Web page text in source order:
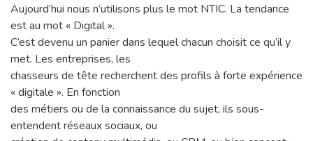
Aujourd’hui nous n’utilisons plus le mot NTIC. La tendance
est au mot « Digital ».
C’est devenu un panier dans lequel chacun choisit ce qu’il y
met. Les entreprises, les
chasseurs de tête recherchent des profils à forte expérience
« digitale ». En fonction
des métiers ou de la connaissance du sujet, ils sous-
entendent réseaux sociaux, ou